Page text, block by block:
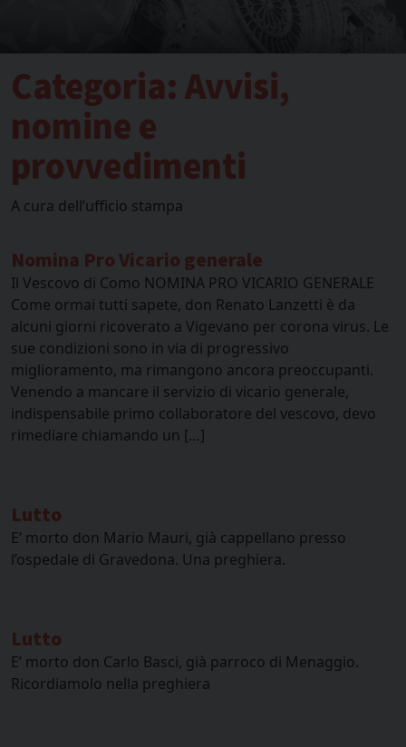
Categoria:Avvisi,
nomine e
provvedimenti
A cura dell’ufficio stampa
Nomina Pro Vicario generale
Il Vescovo di Como NOMINA PRO VICARIO GENERALE
Come ormai tutti sapete, don Renato Lanzetti è da
alcuni giorni ricoverato a Vigevano per corona virus. Le
sue condizioni sono in via di progressivo
miglioramento, ma rimangono ancora preoccupanti.
Venendo a mancare il servizio di vicario generale,
indispensabile primo collaboratore del vescovo, devo
rimediare chiamando un […]
Lutto
E’ morto don Mario Mauri, già cappellano presso
l’ospedale di Gravedona. Una preghiera.
Lutto
E’ morto don Carlo Basci, già parroco di Menaggio.
Ricordiamolo nella preghiera